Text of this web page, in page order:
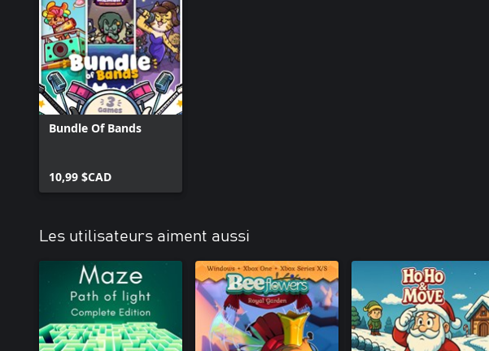
Bundle Of Bands
10,99 $CAD
Les utilisateurs aiment aussi